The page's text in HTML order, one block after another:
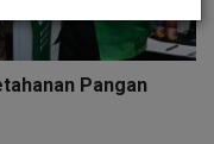
Pangan